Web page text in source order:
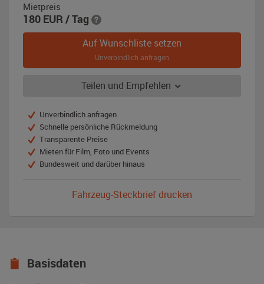
polarweiß
Mietpreis
180 EUR / Tag
Auf Wunschliste setzen
Unverbindlich anfragen
Teilen und Empfehlen
Unverbindlich anfragen
Schnelle persönliche Rückmeldung
Transparente Preise
Mieten für Film, Foto und Events
Bundesweit und darüber hinaus
Fahrzeug-Steckbrief drucken
Basisdaten